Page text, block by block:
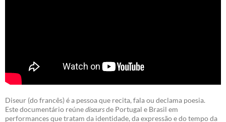
Diseur (do francês) é a pessoa que recita, fala ou declama poesia.
Este documentário reúnediseursde Portugal e Brasil em
performances que tratam da identidade, da expressão e do tempo da